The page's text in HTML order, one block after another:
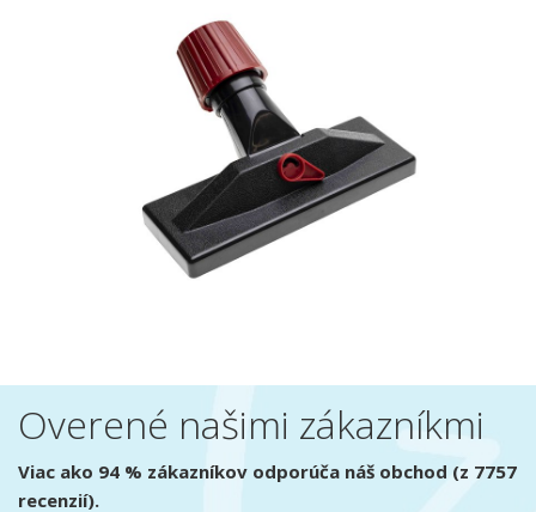
Overené našimi zákazníkmi
Viac ako 94 % zákazníkov odporúča náš obchod (z 7757
recenzií).